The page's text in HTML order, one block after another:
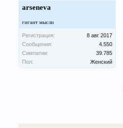
arseneva
гигант мысли
Регистрация:
8 авг 2017
Сообщения:
4.550
Симпатии:
39.785
Пол:
Женский